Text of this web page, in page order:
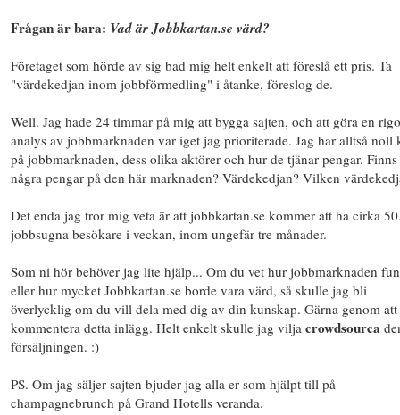
Frågan är bara: Vad är Jobbkartan.se värd?
Företaget som hörde av sig bad mig helt enkelt att föreslå ett pris. Ta
"värdekedjan inom jobbförmedling" i åtanke, föreslog de.
Well. Jag hade 24 timmar på mig att bygga sajten, och att göra en
analys av jobbmarknaden var iget jag prioriterade. Jag har alltså noll
på jobbmarknaden, dess olika aktörer och hur de tjänar pengar.
några pengar på den här marknaden? Värdekedjan? Vilken
Det enda jag tror mig veta är att jobbkartan.se kommer att ha cirka
jobbsugna besökare i veckan, inom ungefär tre månader.
Som ni hör behöver jag lite hjälp... Om du vet hur jobbmarknaden
eller hur mycket Jobbkartan.se borde vara värd, så skulle jag bli
överlycklig om du vill dela med dig av din kunskap. Gärna genom att
kommentera detta inlägg. Helt enkelt skulle jag vilja crowdsourca
försäljningen. :)
PS. Om jag säljer sajten bjuder jag alla er som hjälpt till på
champagnebrunch på Grand Hotells veranda.